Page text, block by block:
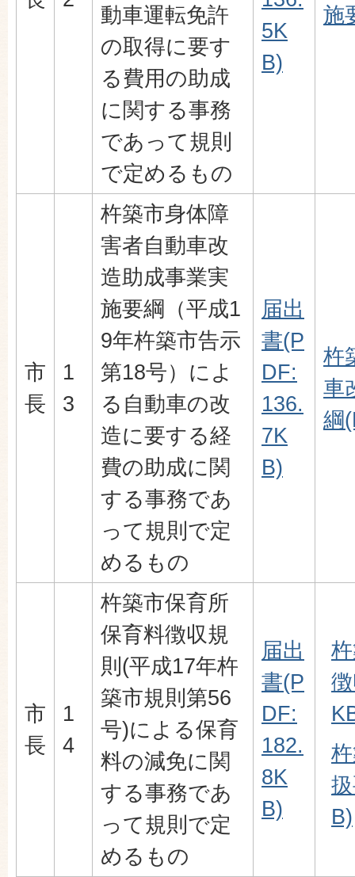
動車運転免許
の取得に要す
る費用の助成
に関する事務
であって規則
で定めるもの
5K
B)
施
市
長
1
3
杵築市身体障
害者自動車改
造助成事業実
施要綱（平成1
9年杵築市告示
第18号）によ
る自動車の改
造に要する経
費の助成に関
する事務であ
って規則で定
めるもの
届出
書(P
DF:
136.
7K
B)
杵
車
綱
市
長
1
4
杵築市保育所
保育料徴収規
則(平成17年杵
築市規則第56
号)による保育
料の減免に関
する事務であ
って規則で定
めるもの
届出
書(P
DF:
182.
8K
B)
B)